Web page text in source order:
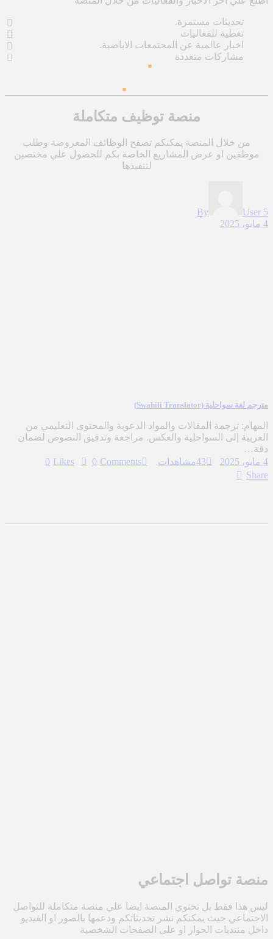
تحديثات مستمرة.
تغطية للفعاليات
اخبار عالمية عن المحتمعات الاباضية.
مشاركات متعددة
منصة توظيف متكاملة
من خلال المنصة يمكنكم تصفح الوظائف المعروضة وطلب
موظفين او عرض المشاريع الخاصة بكم للحصول علي مختصين
لتنفيذها
By
User 5
4 مايو، 2025
مترجم لغة سواحلية (Swahili Translator)
المهام: ترجمة المقالات والمواد الدعوية والمحتوى التعليمي من
العربية إلى السواحلية والعكس. مراجعة وتدقيق النصوص لضمان
دقة…
4 مايو، 2025
43مشاهدات 0 Likes 0 Comments
Share
منصة تواصل اجتماعي
ليس هذا فقط بل تحتوي المنصة ايضا علي منصة متكاملة للتواصل
الاجتماعي حيث يمكنكم نشر تحديثاتكم ودعمها بالصور او الفيديو
داخل منتديات الحوار او علي الصفحات الشخصية